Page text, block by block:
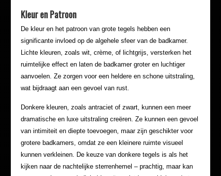
Kleur en Patroon
De kleur en het patroon van grote tegels hebben een
significante invloed op de algehele sfeer van de badkamer.
Lichte kleuren, zoals wit, crème, of lichtgrijs, versterken het
ruimtelijke effect en laten de badkamer groter en luchtiger
aanvoelen. Ze zorgen voor een heldere en schone uitstraling,
wat bijdraagt aan een gevoel van rust.
Donkere kleuren, zoals antraciet of zwart, kunnen een meer
dramatische en luxe uitstraling creëren. Ze kunnen een gevoel
van intimiteit en diepte toevoegen, maar zijn geschikter voor
grotere badkamers, omdat ze een kleinere ruimte visueel
kunnen verkleinen. De keuze van donkere tegels is als het
kijken naar de nachtelijke sterrenhemel – prachtig, maar kan